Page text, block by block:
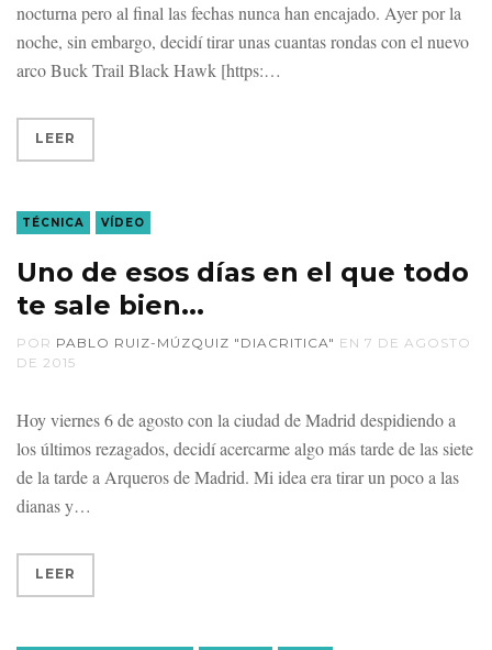
nocturna pero al final las fechas nunca han encajado. Ayer por la
noche, sin embargo, decidí tirar unas cuantas rondas con el nuevo
arco Buck Trail Black Hawk [https:
LEER
TÉCNICA VÍDEO
Uno de esos días en el que todo
te sale bien...
POR PABLO RUIZ-MÚZQUIZ "DIACRITICA" EN 7 DE AGOSTO
DE 2015
Hoy viernes 6 de agosto con la ciudad de Madrid despidiendo a
los últimos rezagados, decidí acercarme algo más tarde de las siete
de la tarde a Arqueros de Madrid. Mi idea era tirar un poco a las
dianas y
LEER